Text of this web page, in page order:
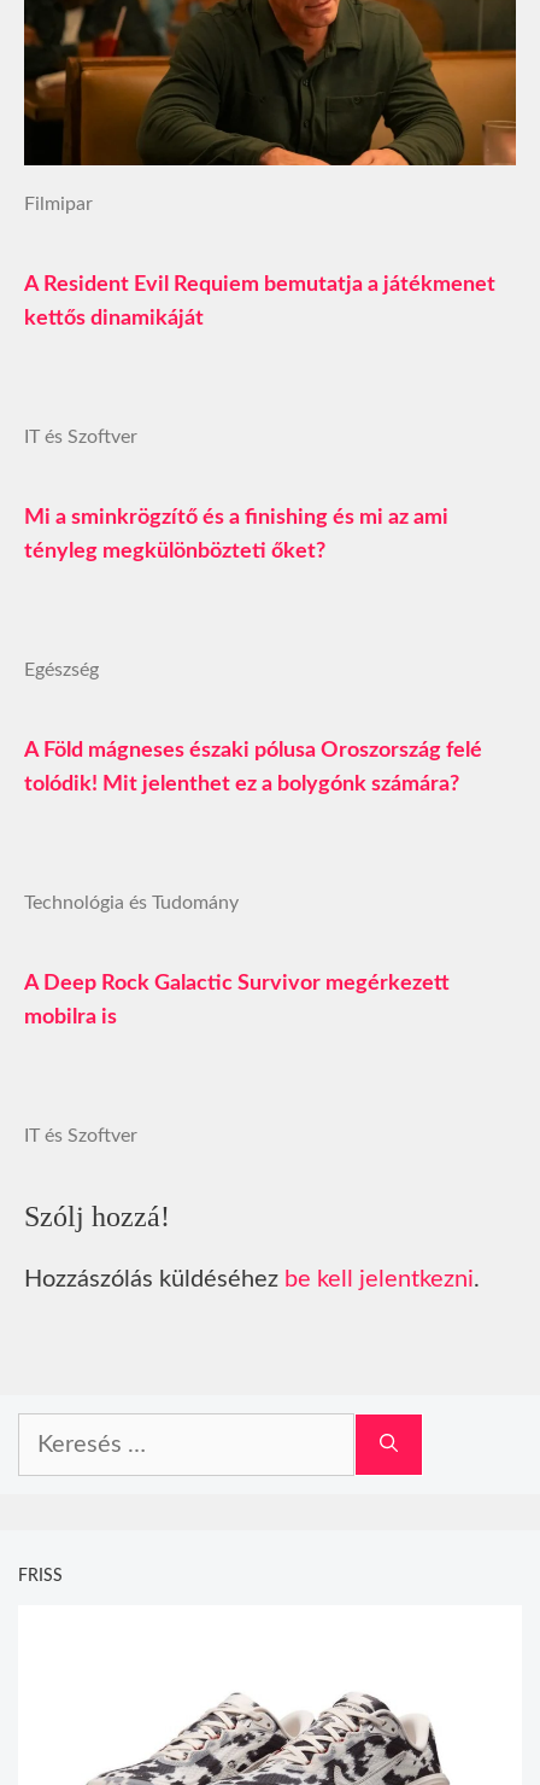
Filmipar
A Resident Evil Requiem bemutatja a játékmenet
kettős dinamikáját
IT és Szoftver
Mi a sminkrögzítő és a finishing és mi az ami
tényleg megkülönbözteti őket?
Egészség
A Föld mágneses északi pólusa Oroszország felé
tolódik! Mit jelenthet ez a bolygónk számára?
Technológia és Tudomány
A Deep Rock Galactic Survivor megérkezett
mobilra is
IT és Szoftver
Szólj hozzá!
Hozzászólás küldéséhez be kell jelentkezni.
FRISS